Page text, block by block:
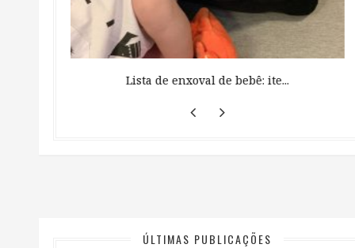
Lista de enxoval de bebê: ite...
ÚLTIMAS PUBLICAÇÕES